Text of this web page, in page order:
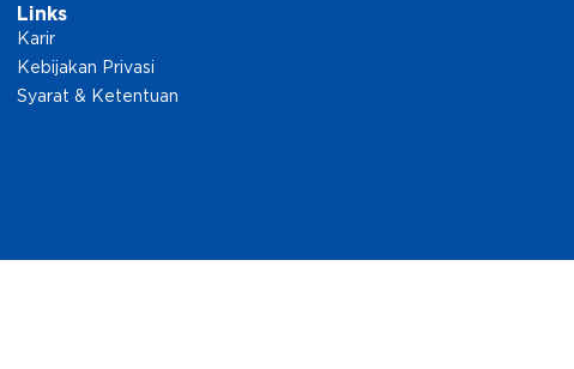
Links
Karir
Kebijakan Privasi
Syarat & Ketentuan